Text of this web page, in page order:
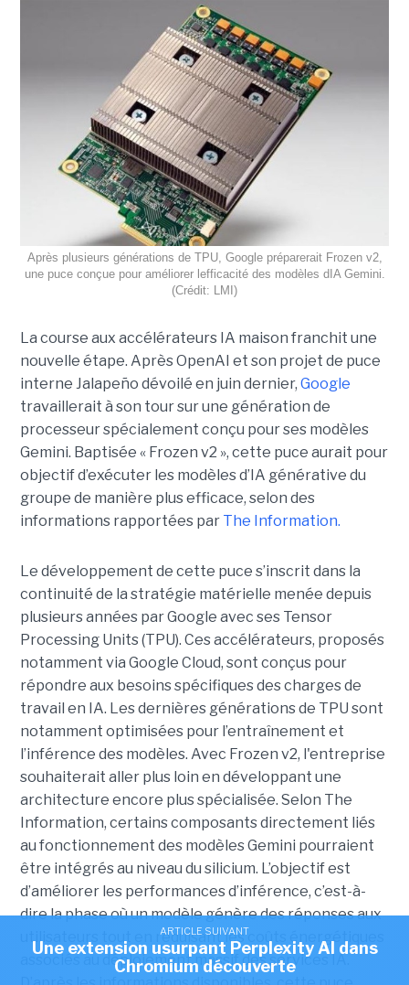
Après plusieurs générations de TPU, Google préparerait Frozen v2,
une puce conçue pour améliorer lefficacité des modèles dIA Gemini.
(Crédit: LMI)
La course aux accélérateurs IA maison franchit une
nouvelle étape. Après OpenAI et son projet de puce
interne Jalapeño dévoilé en juin dernier, Google
travaillerait à son tour sur une génération de
processeur spécialement conçu pour ses modèles
Gemini. Baptisée « Frozen v2 », cette puce aurait pour
objectif d’exécuter les modèles d’IA générative du
groupe de manière plus efficace, selon des
informations rapportées par The Information.
Le développement de cette puce s’inscrit dans la
continuité de la stratégie matérielle menée depuis
plusieurs années par Google avec ses Tensor
Processing Units (TPU). Ces accélérateurs, proposés
notamment via Google Cloud, sont conçus pour
répondre aux besoins spécifiques des charges de
travail en IA. Les dernières générations de TPU sont
notamment optimisées pour l’entraînement et
l’inférence des modèles. Avec Frozen v2, l'entreprise
souhaiterait aller plus loin en développant une
architecture encore plus spécialisée. Selon The
Information, certains composants directement liés
au fonctionnement des modèles Gemini pourraient
être intégrés au niveau du silicium. L’objectif est
d’améliorer les performances d’inférence, c’est-à-
dire la phase où un modèle génère des réponses aux
utilisateurs tout en réduisant les coûts énergétiques
associés au déploiement massif des services IA.
ARTICLE SUIVANT
Une extension usurpant Perplexity AI dans
Chromium découverte